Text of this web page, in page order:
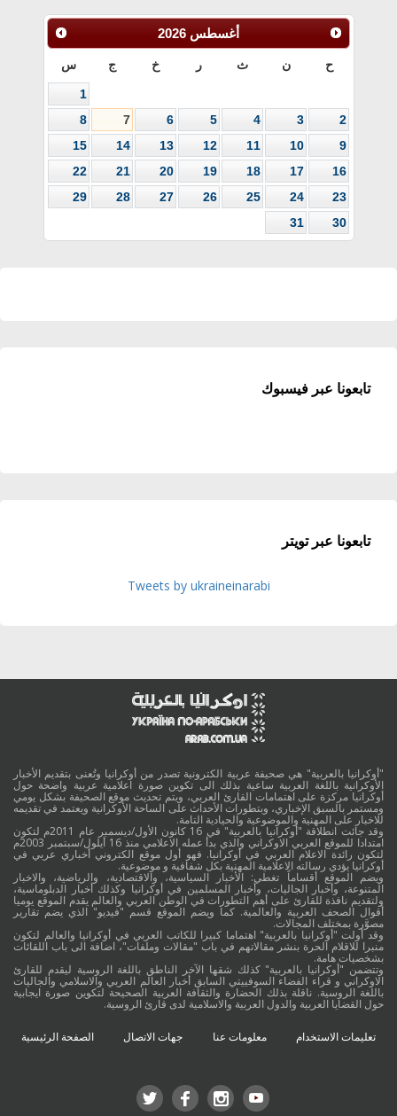
أغسطس 2026
ح ن ث ر خ ج س
1
2
3
4
5
6
7
8
9
10
11
12
13
14
15
16
17
18
19
20
21
22
23
24
25
26
27
28
29
30
31
تابعونا عبر فيسبوك
تابعونا عبر تويتر
Tweets by ukraineinarabi
"أوكرانيا بالعربية" هي صحيفة عربية الكترونية تصدر من أوكرانيا وتُعنى بتقديم الأخبار
الأوكرانية باللغة العربية ساعية بذلك الى تكوين صورة اعلامية عربية واضحة حول
أوكرانيا مركزة على اهتمامات القارئ العربي، ويتم تحديث موقع الصحيفة بشكل يومي
ومستمر بالسبق الإخباري، وبتطورات الأحداث على الساحة الأوكرانية ويعتمد في تقديمه
للاخبار على المهنية والموضوعية والحيادية التامة.
وقد جائت انطلاقة "أوكرانيا بالعربية" في 16 كانون الأول/ديسمبر عام 2011م لتكون
امتدادا للموقع العربي الاوكراني والذي بدأ عمله الاعلامي منذ 16 أيلول/سبتمبر 2003م
لتكون رائدة الاعلام العربي في أوكرانيا. فهو أول موقع الكتروني أخباري عربي في
أوكرانيا يؤدي رسالته الاعلامية المهنية بكل شفافية و موضوعية.
ويضم الموقع أقساماً تغطي: الأخبار السياسية، والاقتصادية، والرياضية، والاخبار
المتنوعة، وأخبار الجاليات، وأخبار المسلمين في أوكرانيا وكذلك أخبار الدبلوماسية،
ولتقديم نافذة للقارئ على أهم التطورات في الوطن العربي والعالم يقدم الموقع يوميا
أقوال الصحف العربية والعالمية. كما ويضم الموقع قسم "فيديو" الذي يضم تقارير
مصوَّرة بمختلف المجالات.
وقد أولت "أوكرانيا بالعربية" اهتماما كبيرا للكاتب العربي في أوكرانيا والعالم لتكون
منبرا للاقلام الحرة بنشر مقالاتهم في باب "مقالات وملفات"، اضافة الى باب اللقائات
بشخصيات هامة.
وتتضمن "أوكرانيا بالعربية" كذلك شقها الآخر الناطق باللغة الروسية ليقدم للقارئ
الاوكراني و قراء الفضاء السوفييتي السابق أخبار العالم العربي والاسلامي والجاليات
باللغة الروسية. ناقلة بذلك الحضارة والثقافة العربية الصحيحة لتكوين صورة ايجابية
حول القضايا العربية والدول العربية والاسلامية لدى قارئ الروسية.
تعليمات الاستخدام معلومات عنا جهات الاتصال الصفحة الرئيسية